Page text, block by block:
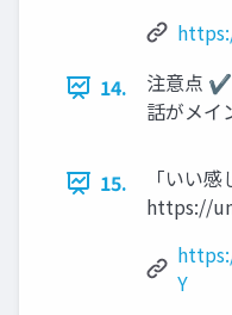
14.
注意点 ✔
話がメイ
15.
「いい
https://
Y